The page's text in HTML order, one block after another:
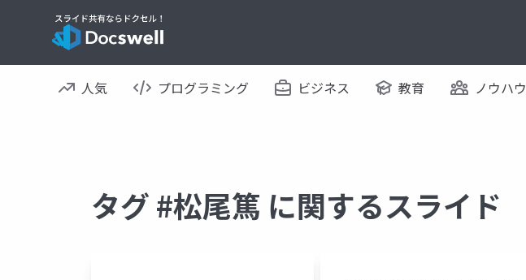
人気 プログラミング ビジネス 教育 ノウハウ
タグ #松尾篤 に関するスライド